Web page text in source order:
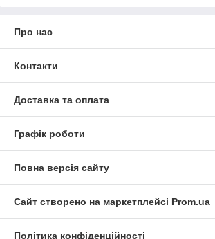
Про нас
Контакти
Доставка та оплата
Графік роботи
Повна версія сайту
Сайт створено на маркетплейсі Prom.ua
Політика конфіденційності